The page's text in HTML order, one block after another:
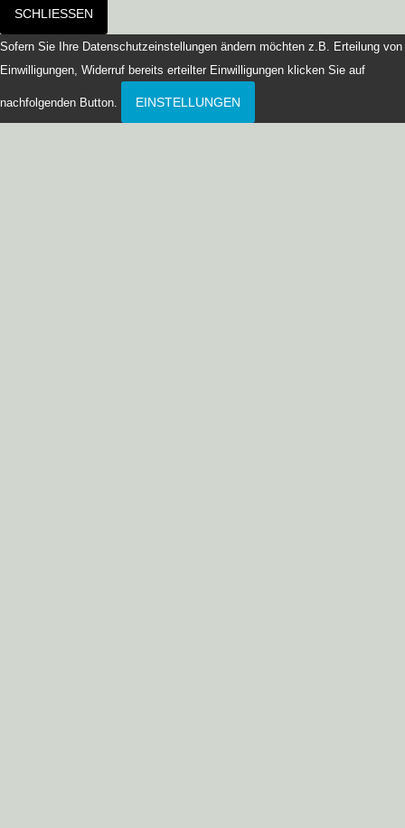
SCHLIESSEN
Sofern Sie Ihre Datenschutzeinstellungen ändern möchten z.B. Erteilung von
Einwilligungen, Widerruf bereits erteilter Einwilligungen klicken Sie auf
nachfolgenden Button. EINSTELLUNGEN